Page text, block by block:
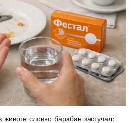
словно барабан застучал: